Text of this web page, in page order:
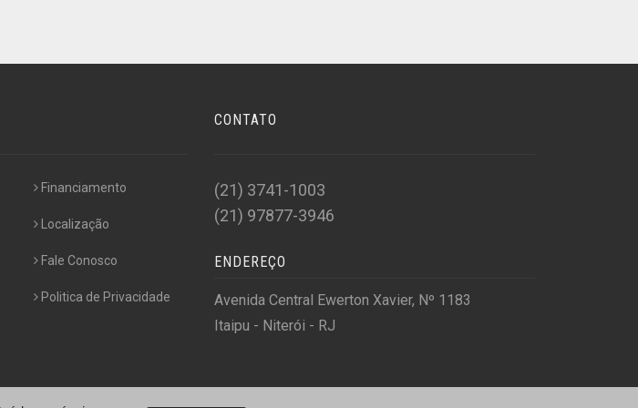
Financiamento
Localização
Fale Conosco
Politica de Privacidade
CONTATO
(21) 3741-1003
(21) 97877-3946
ENDEREÇO
Avenida Central Ewerton Xavier, Nº 1183
Itaipu - Niterói - RJ